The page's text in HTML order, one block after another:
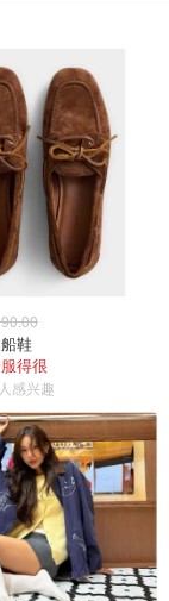
技术进步、市
格局的不断发
为寻求进入数
考虑从小额投资
性化支持的平
交易价格约为
2.59%。尽管
其是在更广泛
108,000 加元的
生了连锁反应，
的整体情绪密
涨势头，但
独特定位而受
鞋
得很
感兴趣